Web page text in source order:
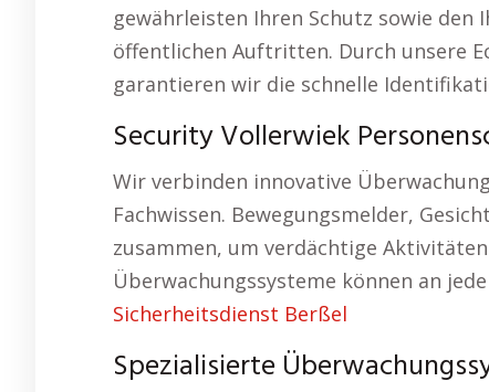
gewährleisten Ihren Schutz sowie
öffentlichen Auftritten. Durch unsere
garantieren wir die schnelle
Security Vollerwiek
Wir verbinden innovative
Fachwissen. Bewegungsmelder,
zusammen, um verdächtige
Überwachungssysteme können an
Sicherheitsdienst Berßel
Spezialisierte